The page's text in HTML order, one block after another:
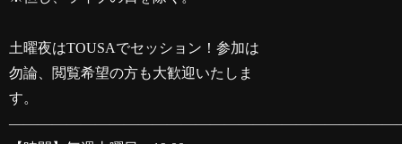
土曜夜はTOUSAでセッション！参加は
勿論、閲覧希望の方も大歓迎いたしま
す。